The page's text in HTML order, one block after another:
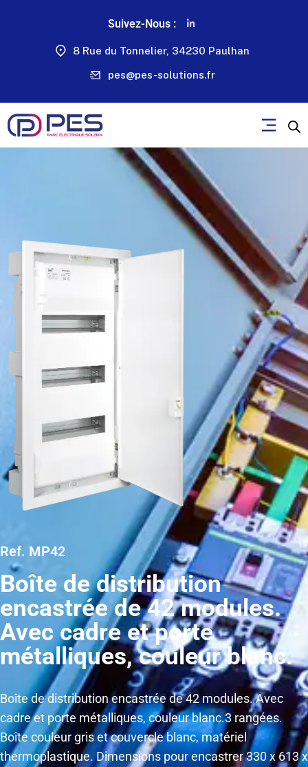
Suivez-Nous :
8 Rue du Tonnelier, 34230 Paulhan
pes@pes-solutions.fr
Ref. MP42
Boîte de distribution
encastrée de 42 modules.
Avec cadre et porte
métalliques, couleur blanc.
Boîte de distribution encastrée de 42 modules. Avec
cadre et porte métalliques, couleur blanc.3 rangées.
Boîte couleur gris et couvercle blanc, matériel
thermoplastique. Dimensions pour encastrer 330 x 613 x